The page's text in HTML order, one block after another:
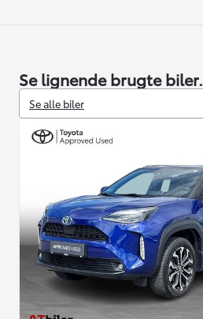
Se lignende brugte biler.
Se alle biler